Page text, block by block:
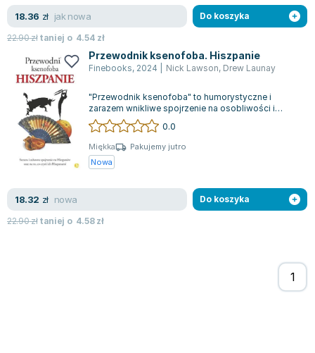
Marcin Kowalczyk
Piotr Zychowicz
Joanna Jabłczyńska
Piotr Kościelny
Jan Piński
Zygmunt Freud
Agata Passent
Michel Moran
Maciej Orłoś
Katarzyna Miller
Antoine de Saint Exupery
Lew Tołstoj
18.36 zł jak nowa
22.90złtaniej o 4.54 zł
Do koszyka
Przewodnik ksenofoba. Hiszpanie
Finebooks, 2024 Nick Lawson, Drew Launay
"Przewodnik ksenofoba" to humorystyczne i
zarazem wnikliwe spojrzenie na osobliwości i
charakterystyczne cechy różnych narodów. W...
0.0
Miękka
Pakujemy jutro
Nowa
18.32 zł nowa
22.90złtaniej o 4.58zł
Do koszyka